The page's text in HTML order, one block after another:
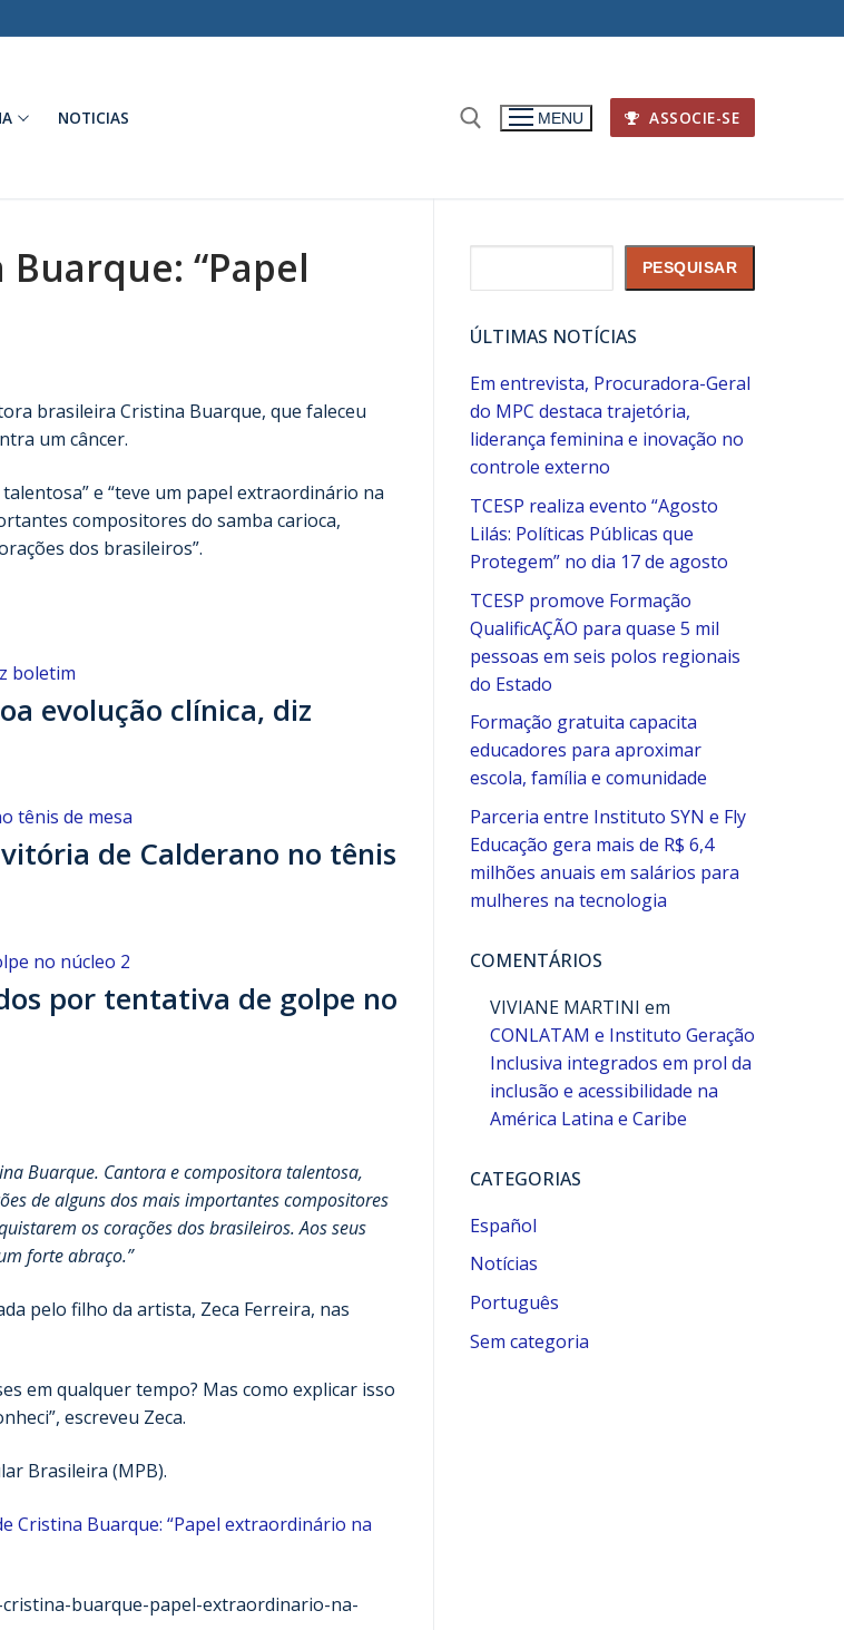
NOTICIAS MENU ASSOCIE-SE
“Papel
brasileira Cristina Buarque, que faleceu
um câncer.
e “teve um papel extraordinário na
compositores do samba carioca,
dos brasileiros”.
evolução clínica, diz
de Calderano no tênis
por tentativa de golpe no
Buarque. Cantora e compositora talentosa,
de alguns dos mais importantes compositores
os corações dos brasileiros. Aos seus
forte abraço.”
pelo filho da artista, Zeca Ferreira, nas
em qualquer tempo? Mas como explicar isso
escreveu Zeca.
Brasileira (MPB).
Cristina Buarque: “Papel extraordinário na
buarque-papel-extraordinario-na-
PESQUISAR
ÚLTIMAS NOTÍCIAS
Em entrevista, Procuradora-Geral
do MPC destaca trajetória,
liderança feminina e inovação no
controle externo
TCESP realiza evento “Agosto
Lilás: Políticas Públicas que
Protegem” no dia 17 de agosto
TCESP promove Formação
QualificAÇÃO para quase 5 mil
pessoas em seis polos regionais
do Estado
Formação gratuita capacita
educadores para aproximar
escola, família e comunidade
Parceria entre Instituto SYN e Fly
Educação gera mais de R$ 6,4
milhões anuais em salários para
mulheres na tecnologia
COMENTÁRIOS
VIVIANE MARTINI em
CONLATAM e Instituto Geração
Inclusiva integrados em prol da
inclusão e acessibilidade na
América Latina e Caribe
CATEGORIAS
Español
Notícias
Português
Sem categoria